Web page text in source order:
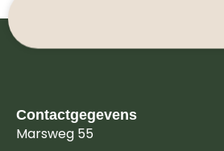
Contactgegevens
Marsweg 55